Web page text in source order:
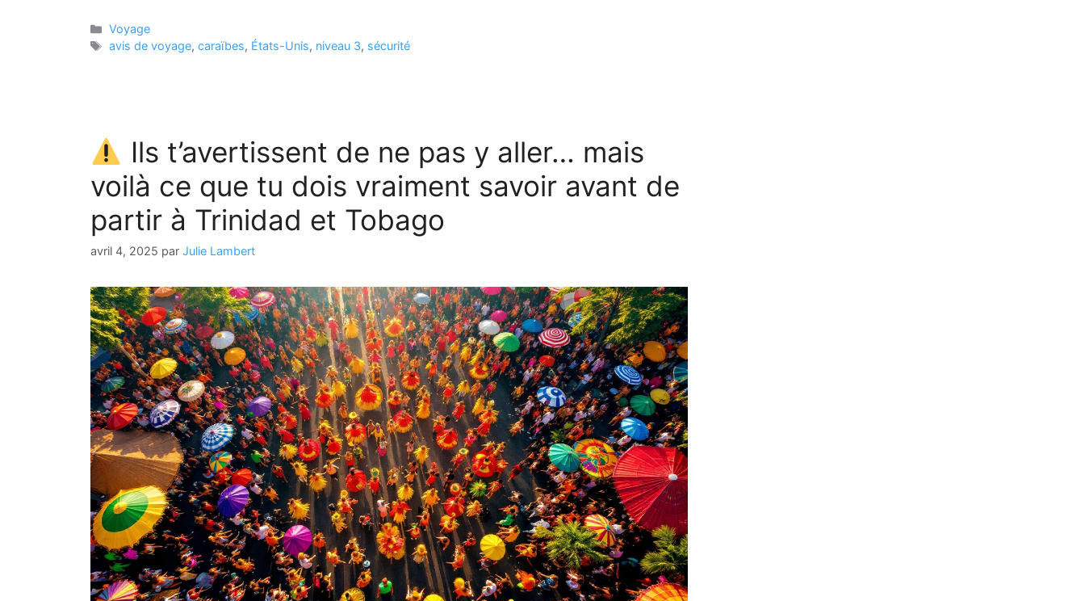
Catégories
Voyage
Étiquettes
avis de voyage,caraïbes, États-Unis, niveau 3, sécurité
Ils t’avertissent de ne pas y aller… mais
voilà ce que tu dois vraiment savoir avant de
partir à Trinidad et Tobago
avril 4, 2025 par Julie Lambert